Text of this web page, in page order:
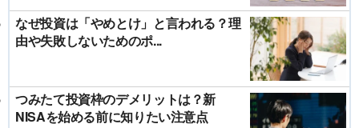
なぜ投資は「やめとけ」と言われる？理
由や失敗しないためのポ...
つみたて投資枠のデメリットは？新
NISAを始める前に知りたい注意点